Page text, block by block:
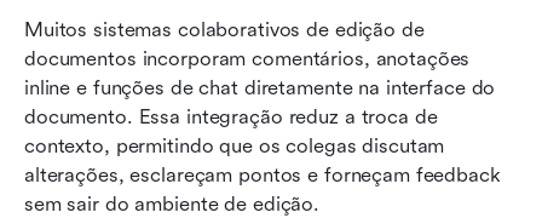
Muitos sistemas colaborativos de edição de
documentos incorporam comentários, anotações
inline e funções de chat diretamente na interface do
documento. Essa integração reduz a troca de
contexto, permitindo que os colegas discutam
alterações, esclareçam pontos e forneçam feedback
sem sair do ambiente de edição.